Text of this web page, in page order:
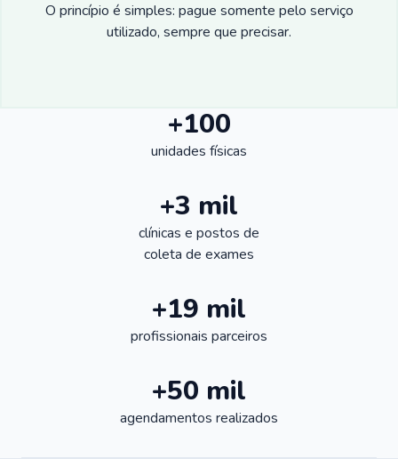
O princípio é simples: pague somente pelo serviço
utilizado, sempre que precisar.
+100
unidades físicas
+3 mil
clínicas e postos de
coleta de exames
+19 mil
profissionais parceiros
+50 mil
agendamentos realizados